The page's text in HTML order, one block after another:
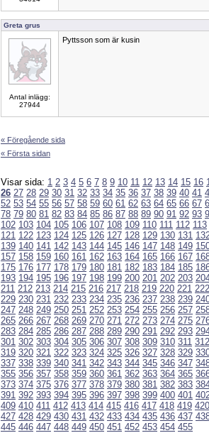
Greta grus
Antal inlägg:
27944
Pyttsson som är kusin
« Föregående sida
« Första sidan
Visar sida: 1 2 3 4 5 6 7 8 9 10 11 12 13 14 15 16
26 27 28 29 30 31 32 33 34 35 36 37 38 39 40 41
52 53 54 55 56 57 58 59 60 61 62 63 64 65 66 67
78 79 80 81 82 83 84 85 86 87 88 89 90 91 92 93
102 103 104 105 106 107 108 109 110 111 112 113
121 122 123 124 125 126 127 128 129 130 131
139 140 141 142 143 144 145 146 147 148 149
157 158 159 160 161 162 163 164 165 166 167
175 176 177 178 179 180 181 182 183 184 185
193 194 195 196 197 198 199 200 201 202 203
211 212 213 214 215 216 217 218 219 220 221 222
229 230 231 232 233 234 235 236 237 238 239
247 248 249 250 251 252 253 254 255 256 257
265 266 267 268 269 270 271 272 273 274 275
283 284 285 286 287 288 289 290 291 292 293
301 302 303 304 305 306 307 308 309 310 311 312
319 320 321 322 323 324 325 326 327 328 329
337 338 339 340 341 342 343 344 345 346 347
355 356 357 358 359 360 361 362 363 364 365
373 374 375 376 377 378 379 380 381 382 383
391 392 393 394 395 396 397 398 399 400 401
409 410 411 412 413 414 415 416 417 418 419 420
427 428 429 430 431 432 433 434 435 436 437
445 446 447 448 449 450 451 452 453 454 455